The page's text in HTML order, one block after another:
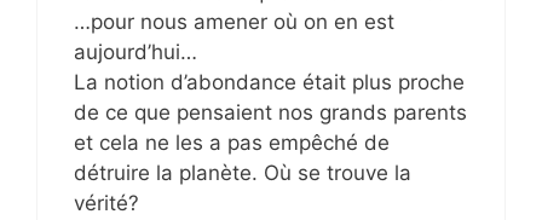
…pour nous amener où on en est
aujourd’hui…
La notion d’abondance était plus proche
de ce que pensaient nos grands parents
et cela ne les a pas empêché de
détruire la planète. Où se trouve la
vérité?